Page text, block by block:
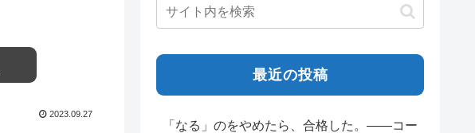
2023.09.27
最近の投稿
「なる」のをやめたら、合格した。——コー